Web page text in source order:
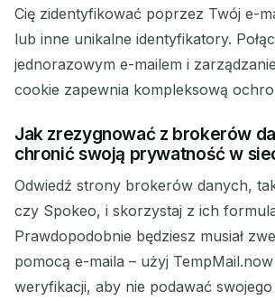
Cię zidentyfikować poprzez Twój e-
lub inne unikalne identyfikatory.
jednorazowym e-mailem i
cookie zapewnia kompleksową
Jak zrezygnować z brokerów
chronić swoją prywatność w
Odwiedź strony brokerów danych,
czy Spokeo, i skorzystaj z ich
Prawdopodobnie będziesz musiał
pomocą e-maila – użyj
weryfikacji, aby nie podawać